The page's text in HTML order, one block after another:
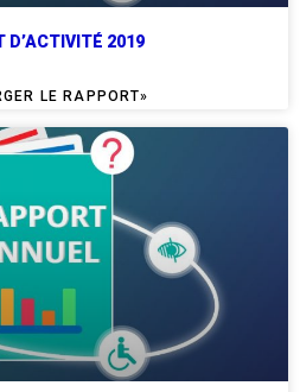
D’ACTIVITÉ 2019
LE RAPPORT»